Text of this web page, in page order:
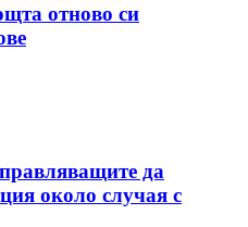
отново си
да
около случая с